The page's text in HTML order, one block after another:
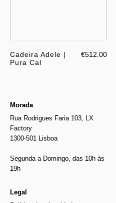
Cadeira Adele |
Pura Cal
€512.00
Morada
Rua Rodrigues Faria 103, LX
Factory
1300-501 Lisboa
Segunda a Domingo, das 10h às
19h
Legal